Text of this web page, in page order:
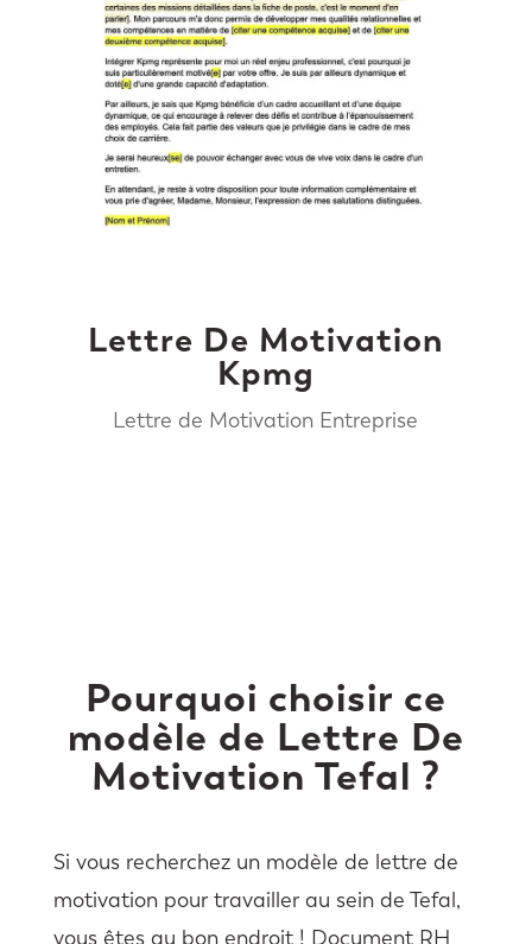
Lettre De Motivation
Kpmg
Lettre de Motivation Entreprise
Pourquoi choisir ce
modèle de Lettre De
Motivation Tefal ?
Si vous recherchez un modèle de lettre de
motivation pour travailler au sein de Tefal,
vous êtes au bon endroit ! Document RH